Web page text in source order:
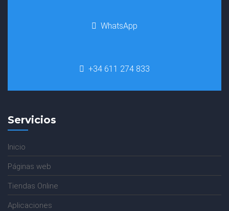
WhatsApp
+34 611 274 833
Servicios
Inicio
Páginas web
Tiendas Online
Aplicaciones